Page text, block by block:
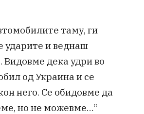
таму, ги
ударите и веднаш
Видовме дека удри во
од Украина и се
него. Се обидовме да
но не можевме…“